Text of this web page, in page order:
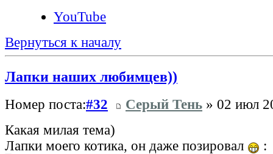
YouTube
Вернуться к началу
Лапки наших любимцев))
Номер поста:#32 Серый Тень » 02 июл
Какая милая тема)
Лапки моего котика, он даже позировал
: